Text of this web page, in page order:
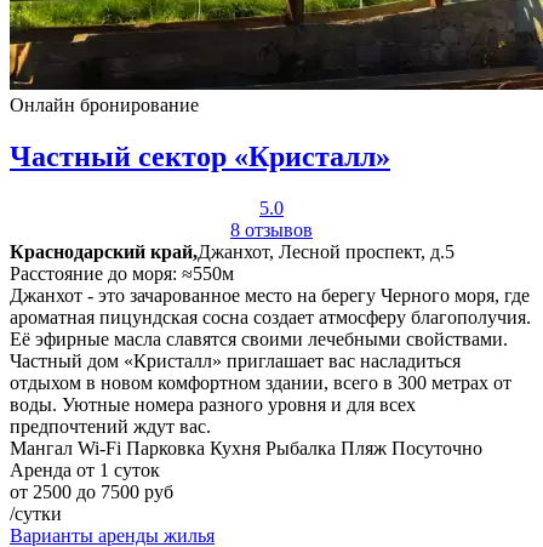
Онлайн бронирование
Частный сектор «Кристалл»
5.0
8 отзывов
Краснодарский край,Джанхот, Лесной проспект, д.5
Расстояние до моря: ≈550м
Джанхот - это зачарованное место на берегу Черного моря, где
ароматная пицундская сосна создает атмосферу благополучия.
Её эфирные масла славятся своими лечебными свойствами.
Частный дом «Кристалл» приглашает вас насладиться
отдыхом в новом комфортном здании, всего в 300 метрах от
воды. Уютные номера разного уровня и для всех
предпочтений ждут вас.
Мангал Wi-Fi Парковка Кухня Рыбалка Пляж Посуточно
Аренда от 1 суток
от 2500 до 7500 руб
/сутки
Варианты аренды жилья